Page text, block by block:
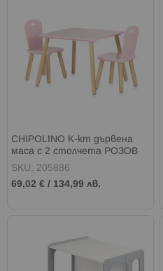
CHIPOLINO К-кт дървена
маса с 2 столчета РОЗОВ
SKU: 205886
69,02 € / 134,99 лв.